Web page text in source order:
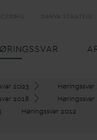
VAR
var 2023 Høringssvar
var 2018 Høringssvar
Høringssvar 2012